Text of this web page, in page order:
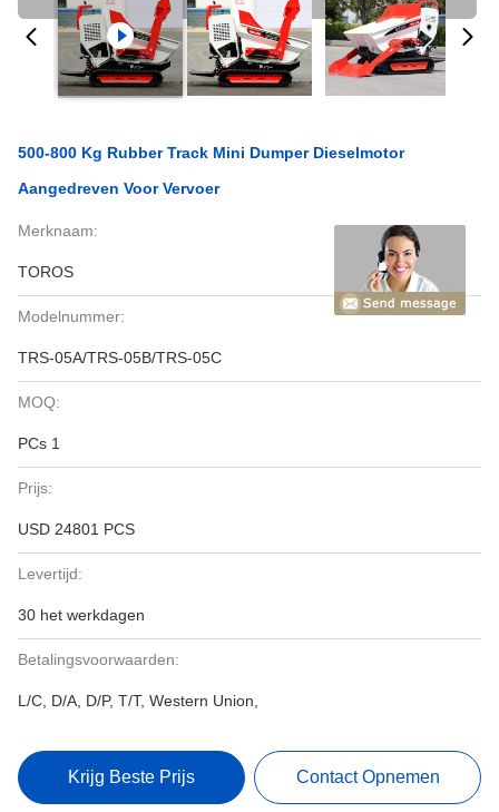
500-800 Kg Rubber Track Mini Dumper Dieselmotor
Aangedreven Voor Vervoer
Merknaam:
TOROS
Modelnummer:
TRS-05A/TRS-05B/TRS-05C
MOQ:
PCs 1
Prijs:
USD 24801 PCS
Levertijd:
30 het werkdagen
Betalingsvoorwaarden:
L/C, D/A, D/P, T/T, Western Union,
Krijg Beste Prijs Contact Opnemen